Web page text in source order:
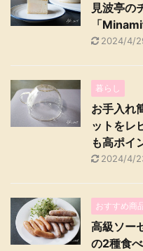
見波亭の
「
2024/4/
暮らし
お手入れ
ットをレ
も高ポイ
2024/4/
おすすめ商
高級ソー
の2種食